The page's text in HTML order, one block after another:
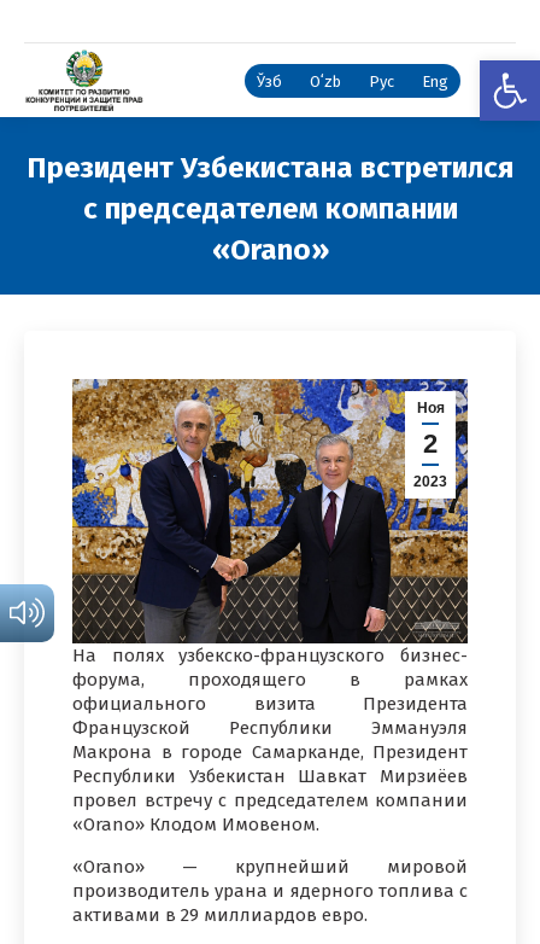
Ўзб Oʻzb Рус Eng
Президент Узбекистана встретился
с председателем компании
«Orano»
Ноя
2
2023
На полях узбекско-французского бизнес-
форума, проходящего в рамках
официального визита Президента
Французской Республики Эммануэля
Макрона в городе Самарканде, Президент
Республики Узбекистан Шавкат Мирзиёев
провел встречу с председателем компании
«Orano» Клодом Имовеном.
«Orano» — крупнейший мировой
производитель урана и ядерного топлива с
активами в 29 миллиардов евро.